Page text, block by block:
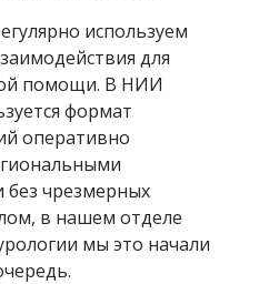
используем
для
помощи. В НИИ
формат
оперативно
чрезмерных
в нашем отделе
мы это начали